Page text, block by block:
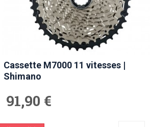
Cassette M7000 11 vitesses |
Shimano
91,90 €